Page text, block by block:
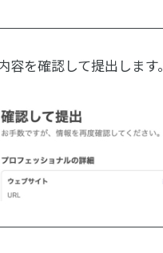
を確認して提出します。